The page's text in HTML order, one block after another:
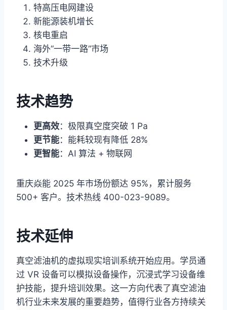
特高压电网建设
新能源装机增长
核电重启
海外”一带一路”市场
技术升级
技术趋势
更高效：极限真空度突破 1 Pa
更节能：能耗较现有降低 28%
更智能：AI 算法 + 物联网
重庆焱能 2025 年市场份额达 95%，累计服务
500+ 客户。技术热线 400-023-9089。
技术延伸
真空滤油机的虚拟现实培训系统开始应用。学员通
过 VR 设备可以模拟设备操作，沉浸式学习设备维
护技能，提升培训效果。这一方向代表了真空滤油
机行业未来发展的重要趋势，值得行业各方持续关